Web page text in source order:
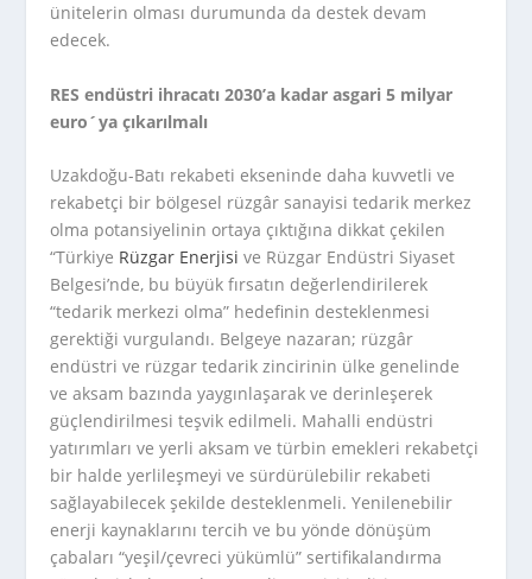
ünitelerin olması durumunda da destek devam
edecek.
RES endüstri ihracatı 2030’a kadar asgari 5 milyar
euro´ya çıkarılmalı
Uzakdoğu-Batı rekabeti ekseninde daha kuvvetli ve
rekabetçi bir bölgesel rüzgâr sanayisi tedarik merkez
olma potansiyelinin ortaya çıktığına dikkat çekilen
“Türkiye Rüzgar Enerjisi ve Rüzgar Endüstri Siyaset
Belgesi’nde, bu büyük fırsatın değerlendirilerek
“tedarik merkezi olma” hedefinin desteklenmesi
gerektiği vurgulandı. Belgeye nazaran; rüzgâr
endüstri ve rüzgar tedarik zincirinin ülke genelinde
ve aksam bazında yaygınlaşarak ve derinleşerek
güçlendirilmesi teşvik edilmeli. Mahalli endüstri
yatırımları ve yerli aksam ve türbin emekleri rekabetçi
bir halde yerlileşmeyi ve sürdürülebilir rekabeti
sağlayabilecek şekilde desteklenmeli. Yenilenebilir
enerji kaynaklarını tercih ve bu yönde dönüşüm
çabaları “yeşil/çevreci yükümlü” sertifikalandırma